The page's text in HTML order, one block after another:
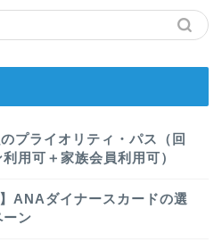
プライオリティ・パス（回
用可＋家族会員利用可）
ANAダイナースカードの選
ン